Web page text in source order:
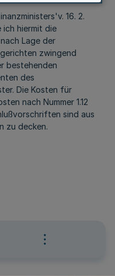
16. 2.
ich hiermit die
Lage der
zwingend
bestehenden
des
Die Kosten für
nach Nummer 1.12
sind aus
zu decken.